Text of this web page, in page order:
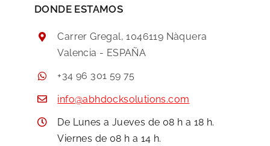
DONDE ESTAMOS
Carrer Gregal, 1046119 Nàquera
Valencia - ESPAÑA
+34 96 301 59 75
info@abhdocksolutions.com
De Lunes a Jueves de 08 h a 18 h.
Viernes de 08 h a 14 h.